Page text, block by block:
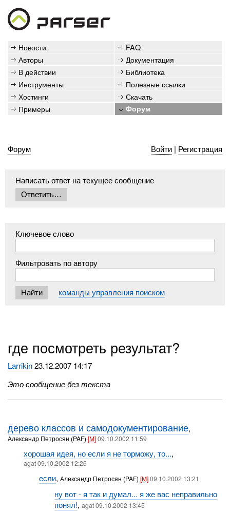
Новости
FAQ
Авторы
Документация
В действии
Библиотека
Инструменты
Полезные ссылки
Хостинги
Скачать
Примеры
Форум
Форум Войти| Регистрация
Написать ответ на текущее сообщение
Ключевое слово
Фильтровать по автору
команды управления поиском
где посмотреть результат?
Larrikin23.12.2007 14:17
Это сообщение без текста
дерево классов и самодокументирование,
Александр Петросян (PAF)[M]09.10.2002 11:59
хорошая идея, но если я не торможу, то...,
agat 09.10.2002 12:26
если, Александр Петросян (PAF) [M]09.10.2002 13:21
ну вот - я так и думал... я же вас неправильно
понял!,agat 09.10.2002 13:45